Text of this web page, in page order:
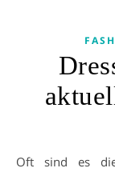
Oft sind es die kleinen Dinge, die Frühlingsgefühle